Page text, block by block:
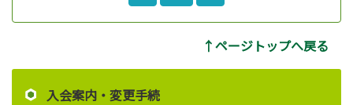
入会案内・変更手続
↑ページトップへ戻る